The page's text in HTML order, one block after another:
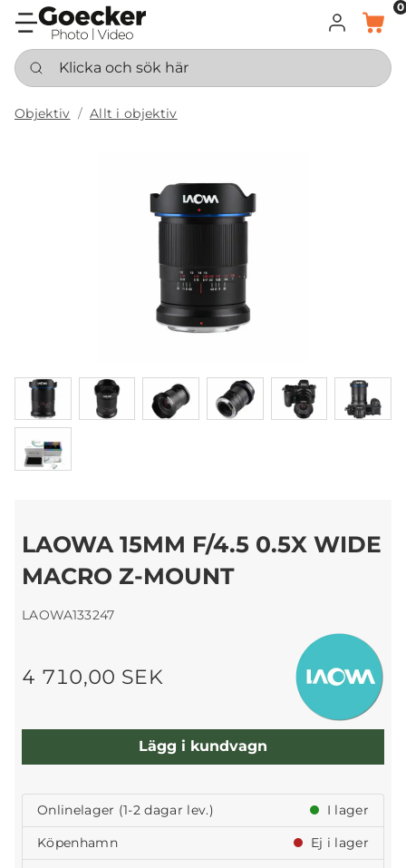
LOGGA IN
KORG
0
Klicka och sök här
Objektiv Allt i objektiv
LAOWA 15MM F/4.5 0.5X WIDE
MACRO Z-MOUNT
LAOWA133247
4 710,00 SEK
Lägg i kundvagn
Onlinelager (1-2 dagar lev.)
I lager
Köpenhamn
Ej i lager